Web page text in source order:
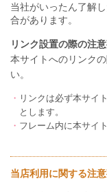
当社がいったん了解
合があります。
リンク設置の際の注
本サイトへのリンク
い。
・ リンクは必ず本サイ
とします。
・ フレーム内に本サイ
当店利用に関する注